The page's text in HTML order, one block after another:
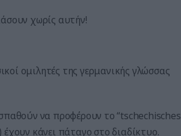
χωρίς αυτήν!
ομιλητές της γερμανικής γλώσσας
να προφέρουν το “tschechisches
κάνει πάταγο στο διαδίκτυο.